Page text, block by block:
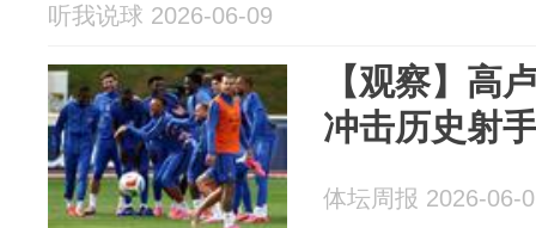
听我说球 2026-06-09
【观察】高
冲击历史射
体坛周报 2026-06-